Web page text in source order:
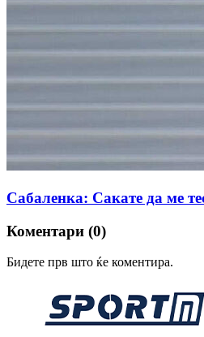
Сабаленка: Сакате да ме
Коментари (0)
Бидете прв што ќе коментира.